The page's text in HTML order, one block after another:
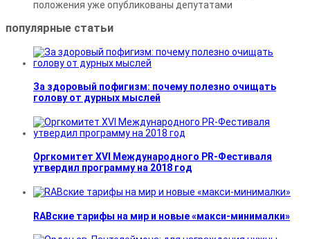
положения уже опубликованы депутатами
популярные статьи
За здоровый пофигизм: почему полезно очищать
голову от дурных мыслей
Оргкомитет XVI Международного PR-Фестиваля
утвердил программу на 2018 год
RABские тарифы на мир и новые «макси-минималки»